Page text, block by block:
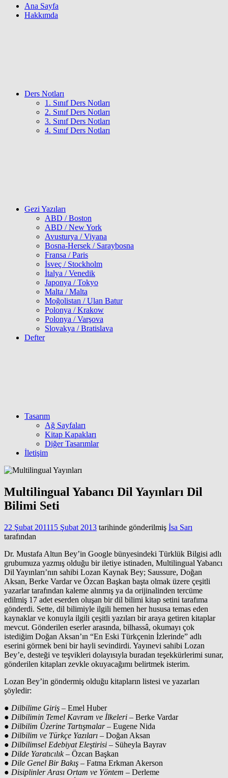
Ana Sayfa
Hakkımda
Ders Notları
1. Sınıf Ders Notları
2. Sınıf Ders Notları
3. Sınıf Ders Notları
4. Sınıf Ders Notları
Gezi Yazıları
ABD / Boston
ABD / New York
Avusturya / Viyana
Bosna-Hersek / Saraybosna
Fransa / Paris
İsveç / Stockholm
İtalya / Venedik
Japonya / Tokyo
Malta / Malta
Moğolistan / Ulan Batur
Polonya / Krakow
Polonya / Varşova
Slovakya / Bratislava
Defter
Tasarım
Ağ Sayfaları
Kitap Kapakları
Diğer Tasarımlar
İletişim
Multilingual Yabancı Dil Yayınları Dil
Bilimi Seti
22 Şubat 201115 Şubat 2013 tarihinde gönderilmiş İsa Sarı
tarafından
Dr. Mustafa Altun Bey’in Google bünyesindeki Türklük Bilgisi adlı
grubumuza yazmış olduğu bir iletiye istinaden, Multilingual Yabancı
Dil Yayınları’nın sahibi Lozan Kaynak Bey; Saussure, Doğan
Aksan, Berke Vardar ve Özcan Başkan başta olmak üzere çeşitli
yazarlar tarafından kaleme alınmış ya da orijinalinden tercüme
edilmiş 17 adet eserden oluşan bir dil bilimi kitap setini tarafıma
gönderdi. Sette, dil bilimiyle ilgili hemen her hususa temas eden
kaynaklar ve konuyla ilgili çeşitli yazıları bir araya getiren kitaplar
mevcut. Gönderilen eserler arasında, bilhassâ, okumayı çok
istediğim Doğan Aksan’ın “En Eski Türkçenin İzlerinde” adlı
eserini görmek beni bir hayli sevindirdi. Yayınevi sahibi Lozan
Bey’e, desteği ve teşvikleri dolayısıyla buradan teşekkürlerimi sunar,
gönderilen kitapları zevkle okuyacağımı belirtmek isterim.
Lozan Bey’in göndermiş olduğu kitapların listesi ve yazarları
şöyledir:
● Dilbilime Giriş – Emel Huber
● Dilbilimin Temel Kavram ve İlkeleri – Berke Vardar
● Dilbilim Üzerine Tartışmalar– Eugene Nida
● Dilbilim ve Türkçe Yazıları – Doğan Aksan
● Dilbilimsel Edebiyat Eleştirisi – Süheyla Bayrav
● Dilde Yaratıcılık– Özcan Başkan
● Dile Genel Bir Bakış – Fatma Erkman Akerson
● Disiplinler Arası Ortam ve Yöntem – Derleme